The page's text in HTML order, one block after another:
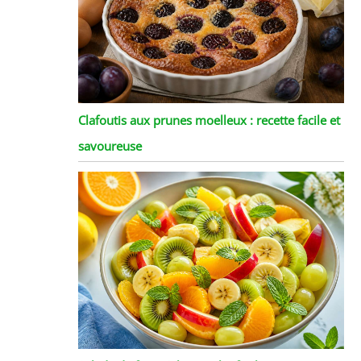
Clafoutis aux prunes moelleux : recette facile et
savoureuse